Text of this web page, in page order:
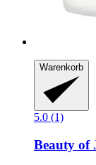
Warenkorb
5.0 (1)
Beauty of